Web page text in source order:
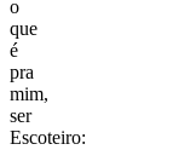
o
que
é
pra
mim,
ser
Escoteiro: